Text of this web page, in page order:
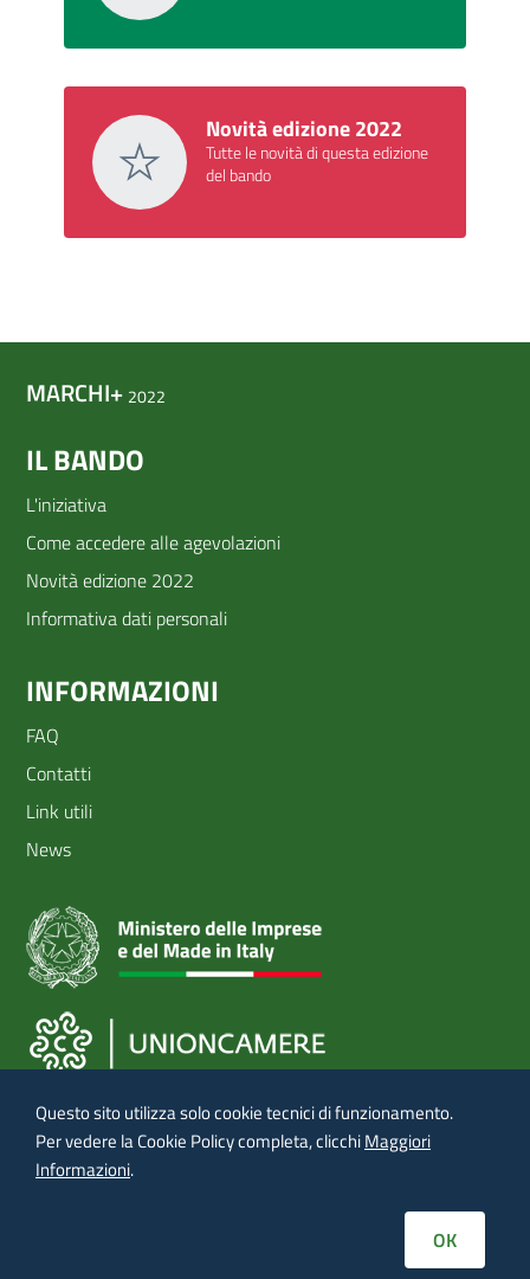
Novità edizione 2022
Tutte le novità di questa edizione
del bando
MARCHI+ 2022
Footer
Colonna
1
IL BANDO
L'iniziativa
Come accedere alle agevolazioni
Novità edizione 2022
Informativa dati personali
Footer
Colonna
2
INFORMAZIONI
FAQ
Contatti
Link utili
News
Il comunicato relativo al Bando Marchi+2022 è stato
pubblicato nella
Questo sito utilizza solo cookie tecnici di funzionamento.
Per vedere la Cookie Policy completa, clicchiMaggiori
Informazioni.
OK